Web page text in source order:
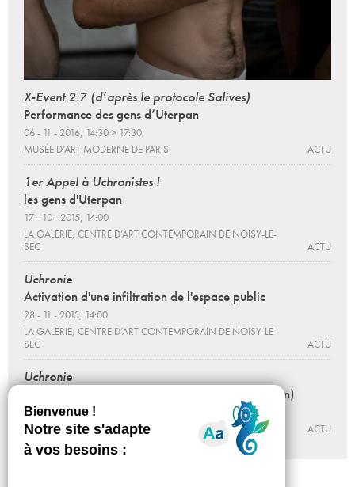
X-Event 2.7 (d’après le protocole Salives)
Performance des gens d’Uterpan
06 - 11 - 2016, 14:30 > 17:30
MUSÉE D’ART MODERNE DE PARIS
ACTU
1er Appel à Uchronistes !
les gens d'Uterpan
17 - 10 - 2015, 14:00
LA GALERIE, CENTRE D’ART CONTEMPORAIN DE NOISY-LE-
SEC
ACTU
Uchronie
Activation d'une infiltration de l'espace public
28 - 11 - 2015, 14:00
LA GALERIE, CENTRE D’ART CONTEMPORAIN DE NOISY-LE-
SEC
ACTU
Uchronie
Annie vigier et Franck Apertet (les gens d'Uterpan)
Du 01 - 09 au 31 - 12 - 2017
SYNESTHÉSIE ¬ MMAINTENANT
ACTU